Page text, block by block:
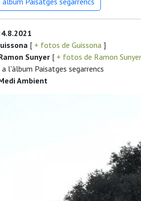
[ + fotos de Guissona ]
Sunyer [ + fotos de Ramon
l'àlbum Paisatges segarrencs
Ambient